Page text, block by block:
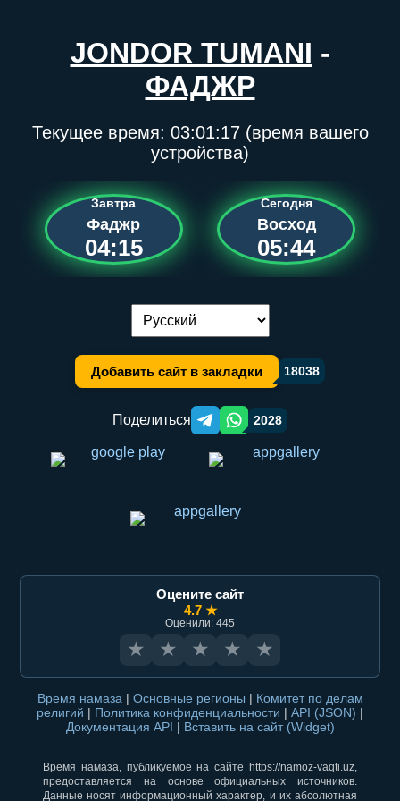
JONDOR TUMANI -
ФАДЖР
Текущее время: 03:01:17(время вашего
устройства)
Завтра
Фаджр
04:15
Сегодня
Восход
05:44
Переключение языка:
Добавить сайт в закладки 18038
Поделиться Telegram orqali ulashish
WhatsApp orqali ulashish
2028
Оцените сайт
4.7 ★
Оценили: 445
★ ★ ★ ★ ★
Время намаза | Основные регионы | Комитет по делам
религий | Политика конфиденциальности | API (JSON) |
Документация API | Вставить на сайт (Widget)
Время намаза, публикуемое на сайте https://namoz-vaqti.uz,
предоставляется на основе официальных источников.
Данные носят информационный характер, и их абсолютная